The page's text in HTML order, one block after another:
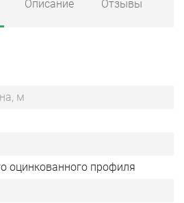
Описание Отзывы
м
оцинкованного профиля